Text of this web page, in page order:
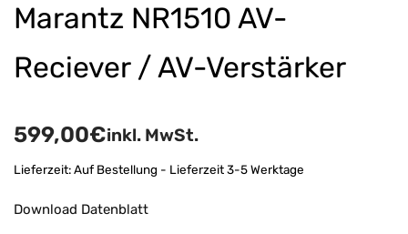
Marantz NR1510 AV-
Reciever / AV-Verstärker
599,00€inkl. MwSt.
Lieferzeit:Auf Bestellung - Lieferzeit 3-5 Werktage
Download Datenblatt